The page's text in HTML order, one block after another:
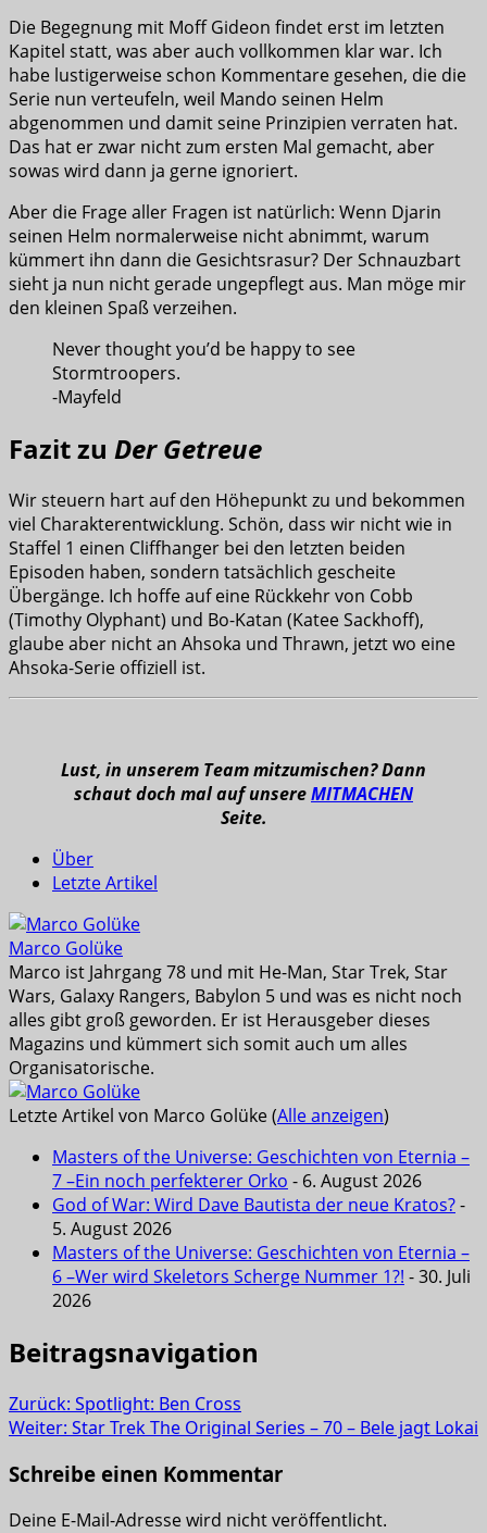
Die Begegnung mit Moff Gideon findet erst im letzten
Kapitel statt, was aber auch vollkommen klar war. Ich
habe lustigerweise schon Kommentare gesehen, die die
Serie nun verteufeln, weil Mando seinen Helm
abgenommen und damit seine Prinzipien verraten hat.
Das hat er zwar nicht zum ersten Mal gemacht, aber
sowas wird dann ja gerne ignoriert.
Aber die Frage aller Fragen ist natürlich: Wenn Djarin
seinen Helm normalerweise nicht abnimmt, warum
kümmert ihn dann die Gesichtsrasur? Der Schnauzbart
sieht ja nun nicht gerade ungepflegt aus. Man möge mir
den kleinen Spaß verzeihen.
Never thought you’d be happy to see
Stormtroopers.
-Mayfeld
Fazit zu Der Getreue
Wir steuern hart auf den Höhepunkt zu und bekommen
viel Charakterentwicklung. Schön, dass wir nicht wie in
Staffel 1 einen Cliffhanger bei den letzten beiden
Episoden haben, sondern tatsächlich gescheite
Übergänge. Ich hoffe auf eine Rückkehr von Cobb
(Timothy Olyphant) und Bo-Katan (Katee Sackhoff),
glaube aber nicht an Ahsoka und Thrawn, jetzt wo eine
Ahsoka-Serie offiziell ist.
Lust, in unserem Team mitzumischen? Dann
schaut doch mal auf unsereMITMACHEN
Seite.
Über
Letzte Artikel
Marco Golüke
Marco ist Jahrgang 78 und mit He-Man, Star Trek, Star
Wars, Galaxy Rangers, Babylon 5 und was es nicht noch
alles gibt groß geworden. Er ist Herausgeber dieses
Magazins und kümmert sich somit auch um alles
Organisatorische.
Letzte Artikel von Marco Golüke(Alle anzeigen)
Masters of the Universe: Geschichten von Eternia –
7 –Ein noch perfekterer Orko - 6. August 2026
God of War: Wird Dave Bautista der neue Kratos?-
5. August 2026
Masters of the Universe: Geschichten von Eternia –
6 –Wer wird Skeletors Scherge Nummer 1?! - 30. Juli
2026
Beitragsnavigation
Zurück: Spotlight: Ben Cross
Weiter: Star Trek The Original Series – 70 – Bele jagt Lokai
Schreibe einen Kommentar
Deine E-Mail-Adresse wird nicht veröffentlicht.